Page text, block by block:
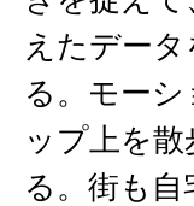
えたデー
る。モー
ップ上を
る。街も